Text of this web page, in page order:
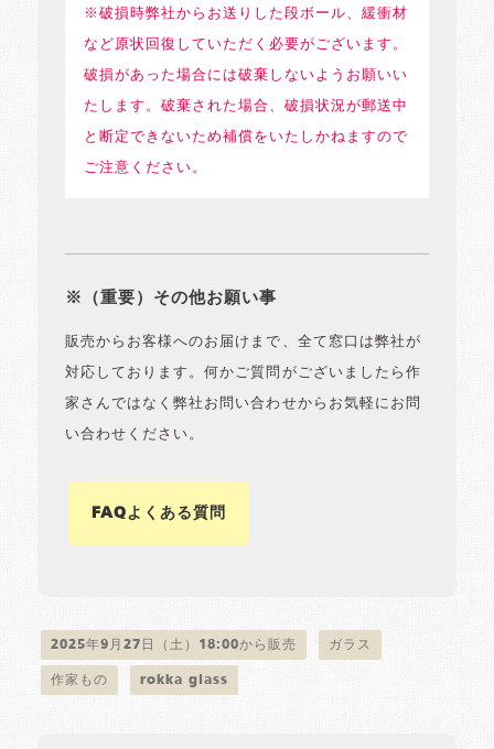
※破損時弊社からお送りした段ボール、緩衝材
など原状回復していただく必要がございます。
破損があった場合には破棄しないようお願いい
たします。破棄された場合、破損状況が郵送中
と断定できないため補償をいたしかねますので
ご注意ください。
※（重要）その他お願い事
販売からお客様へのお届けまで、全て窓口は弊社が
対応しております。何かご質問がございましたら作
家さんではなく弊社お問い合わせからお気軽にお問
い合わせください。
FAQよくある質問
2025年9月27日（土）18:00から販売 ガラス
作家もの rokka glass